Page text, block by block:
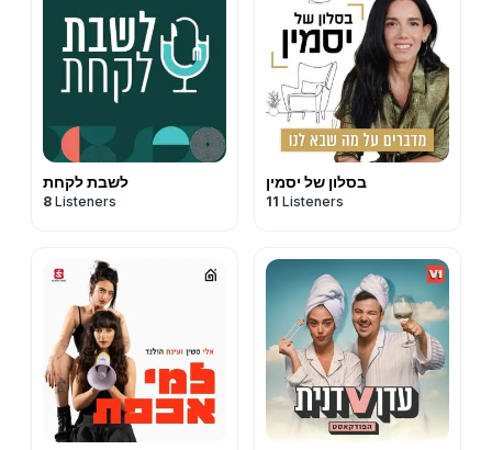
לשבת לקחת
8 Listeners
בסלון של יסמין
11 Listeners